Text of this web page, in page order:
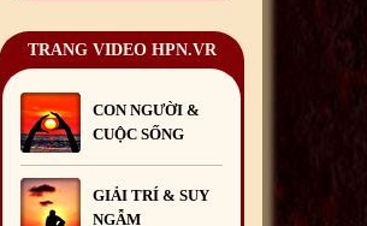
TRANG VIDEO HPN.VR
CON NGƯỜI &
CUỘC SỐNG
GIẢI TRÍ & SUY
NGẪM